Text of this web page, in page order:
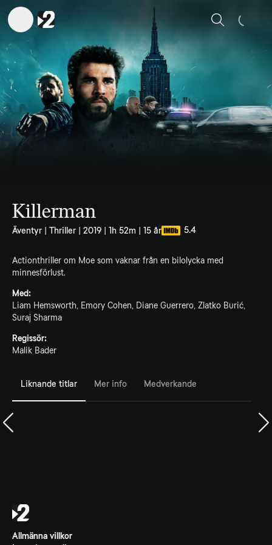
Sök
Killerman
Äventyr | Thriller | 2019 | 1h 52m | 15 år 5.4
Actionthriller om Moe som vaknar från en bilolycka med
minnesförlust.
Med:
Liam Hemsworth, Emory Cohen, Diane Guerrero, Zlatko Burić,
Suraj Sharma
Regissör:
Malik Bader
Liknande titlar Mer info Medverkande
Allmänna villkor